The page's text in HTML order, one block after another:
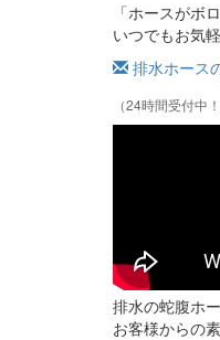
「ホースがボ
いつでもお気
排水ホース
（24時間受付中
排水の蛇腹ホ
お客様からの